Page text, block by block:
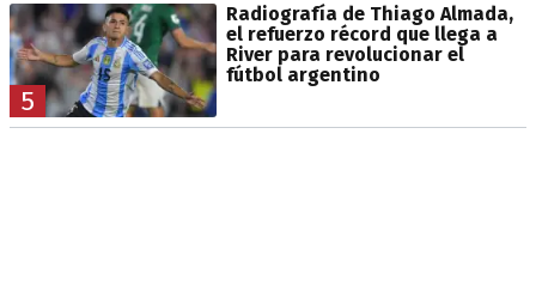
5
Radiografía de Thiago Almada,
el refuerzo récord que llega a
River para revolucionar el
fútbol argentino